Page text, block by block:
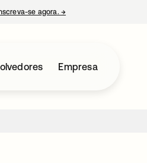
se agora. →
Empresa